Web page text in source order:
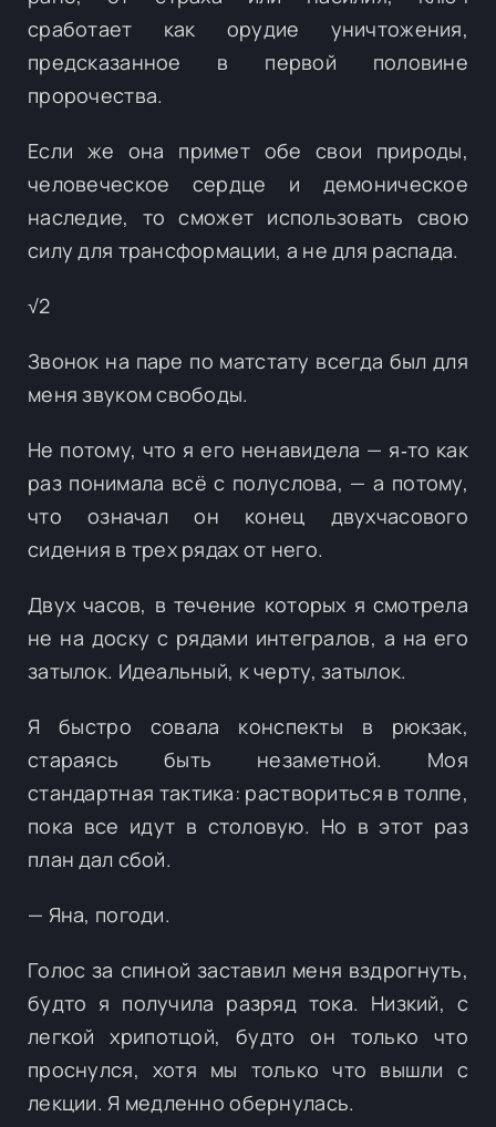
сработает как орудие уничтожения,
предсказанное в первой половине
пророчества.
Если же она примет обе свои природы,
человеческое сердце и демоническое
наследие, то сможет использовать свою
силу для трансформации, а не для распада.
√2
Звонок на паре по матстату всегда был для
меня звуком свободы.
Не потому, что я его ненавидела — я‑то как
раз понимала всё с полуслова, — а потому,
что означал он конец двухчасового
сидения в трех рядах от него.
Двух часов, в течение которых я смотрела
не на доску с рядами интегралов, а на его
затылок. Идеальный, к черту, затылок.
Я быстро совала конспекты в рюкзак,
стараясь быть незаметной. Моя
стандартная тактика: раствориться в толпе,
пока все идут в столовую. Но в этот раз
план дал сбой.
— Яна, погоди.
Голос за спиной заставил меня вздрогнуть,
будто я получила разряд тока. Низкий, с
легкой хрипотцой, будто он только что
проснулся, хотя мы только что вышли с
лекции. Я медленно обернулась.